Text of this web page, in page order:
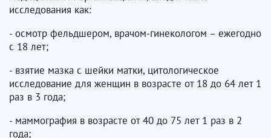
исследования как:
- осмотр фельдшером, врачом-гинекологом – ежегодно
с 18 лет;
- взятие мазка с шейки матки, цитологическое
исследование для женщин в возрасте от 18 до 64 лет 1
раз в 3 года;
- маммография в возрасте от 40 до 75 лет 1 раз в 2
года;